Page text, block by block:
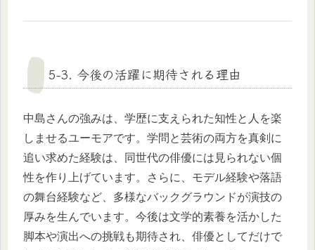
5-3. 今後の活躍に期待される理由
中島さんの強みは、学歴に支えられた知性と人を楽
しませるユーモアです。学問と芸術の両方を真剣に
追い求めた経験は、同世代の俳優には見られない個
性を作り上げています。さらに、モデル経験や落語
の舞台経験など、多様なバックグラウンドが演技の
厚みを生んでいます。今後は文学的素養を活かした
脚本や演出への挑戦も期待され、俳優としてだけで